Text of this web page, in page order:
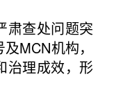
查处问题突
MCN机构，
治理成效，形